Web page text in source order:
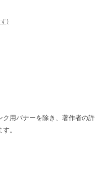
)
用バナーを除き、著作者の許
。